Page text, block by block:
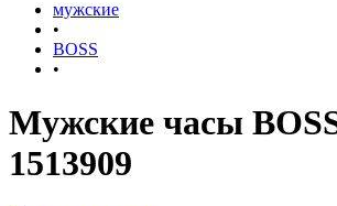
мужские
•
BOSS
•
Мужские часы
1513909